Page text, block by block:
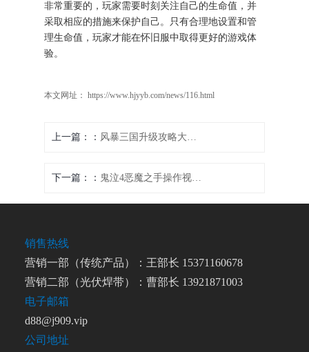
非常重要的，玩家需要时刻关注自己的生命值，并
采取相应的措施来保护自己。只有合理地设置和管
理生命值，玩家才能在怀旧服中取得更好的游戏体
验。
本文网址： https://www.hjyyb.com/news/116.html
上一篇： 风暴三国升级攻略大揭秘
下一篇： 鬼泣4恶魔之手操作视频教学
销售热线
营销一部（传统产品）：王部长 15371160678
营销二部（光伏焊带）：曹部长 13921871003
电子邮箱
d88@j909.vip
公司地址